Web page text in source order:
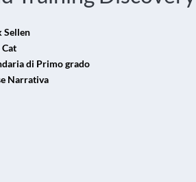
Sellen
di Primo grado
Narrativa